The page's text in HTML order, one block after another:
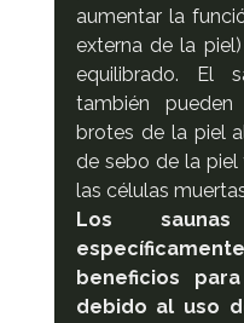
aumentar la
externa de la
equilibrado. El
también
brotes de la piel
de sebo de la piel
las células
Los
beneficios
debido al uso